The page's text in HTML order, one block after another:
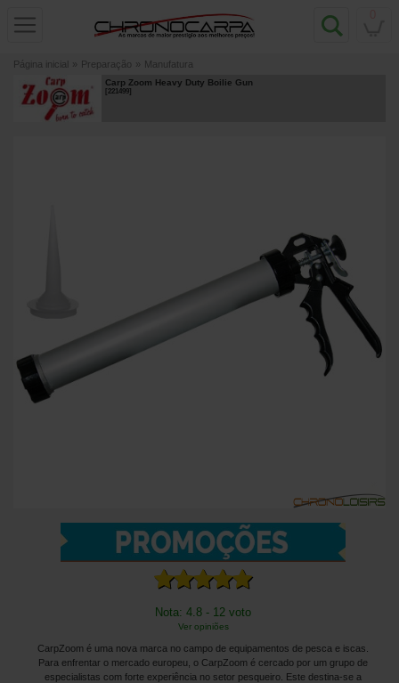
Página inicial » Preparação » Manufatura
Carp Zoom Heavy Duty Boilie Gun
[221499]
Nota: 4.8 - 12 voto
Ver opiniões
CarpZoom é uma nova marca no campo de equipamentos de pesca e iscas.
Para enfrentar o mercado europeu, o CarpZoom é cercado por um grupo de
especialistas com forte experiência no setor pesqueiro. Este destina-se a